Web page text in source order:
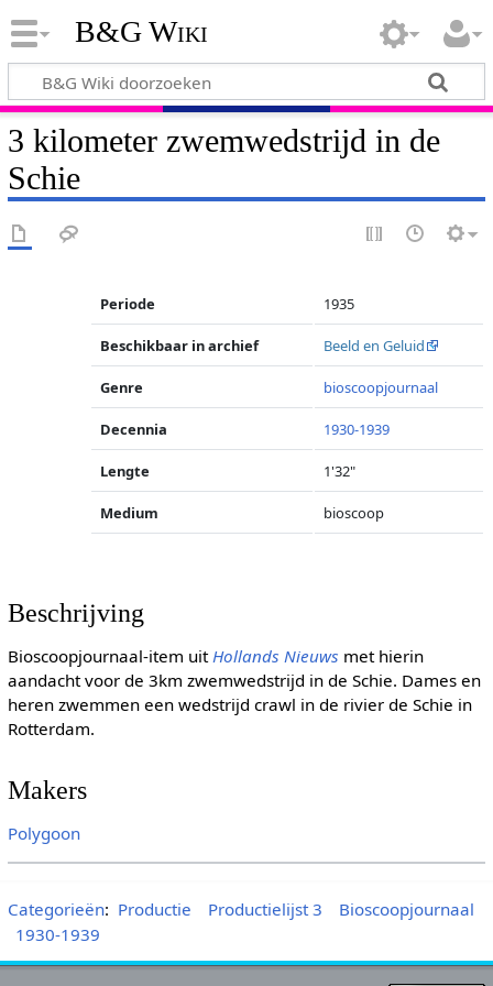
B&G Wiki
3 kilometer zwemwedstrijd in de
Schie
Periode 1935
Beschikbaar in archief Beeld en Geluid
Genre bioscoopjournaal
Decennia 1930-1939
Lengte 1'32"
Medium bioscoop
Beschrijving
Bioscoopjournaal-item uitHollands Nieuws met hierin
aandacht voor de 3km zwemwedstrijd in de Schie. Dames en
heren zwemmen een wedstrijd crawl in de rivier de Schie in
Rotterdam.
Makers
Polygoon
Categorieën: Productie Productielijst 3
Bioscoopjournaal
1930-1939